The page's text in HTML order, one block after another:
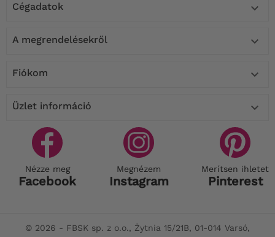
Cégadatok 
A megrendelésekről 
Fiókom 
Üzlet információ 
Nézze meg
Facebook
Megnézem
Instagram
Merítsen ihletet
Pinterest
© 2026 - FBSK sp. z o.o., Żytnia 15/21B, 01-014 Varsó,